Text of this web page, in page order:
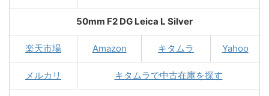
50mm F2 DG Leica L Silver
楽天市場 Amazon キタムラ Yahoo
メルカリ キタムラで中古在庫を探す